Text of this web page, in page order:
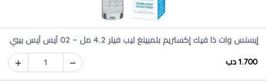
إيسنس وات ذا فيك إكستريم بلمبينغ ليب فيلر 4.2 مل – 02 آيس آيس بيبي
1.700 دب 1